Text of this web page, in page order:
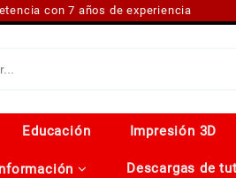
con 7 años de experiencia
Educación Impresión 3D
Descargas de